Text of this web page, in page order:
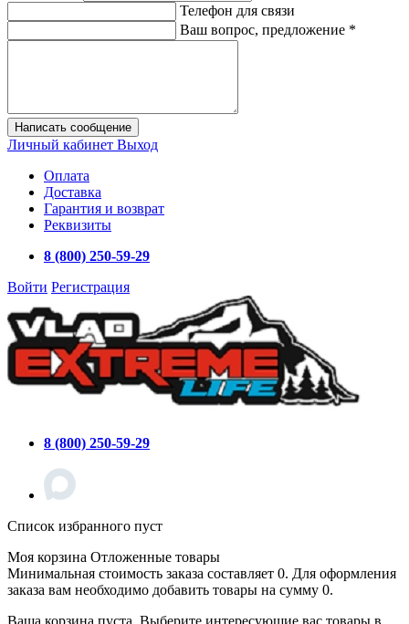
Телефон для связи
Ваш вопрос, предложение *
Написать сообщение
Личный кабинет Выход
Оплата
Доставка
Гарантия и возврат
Реквизиты
8 (800) 250-59-29
Войти Регистрация
8 (800) 250-59-29
Список избранного пуст
Моя корзина Отложенные товары
Минимальная стоимость заказа составляет 0. Для оформления
заказа вам необходимо добавить товары на сумму 0.
Ваша корзина пуста. Выберите интересующие вас товары в